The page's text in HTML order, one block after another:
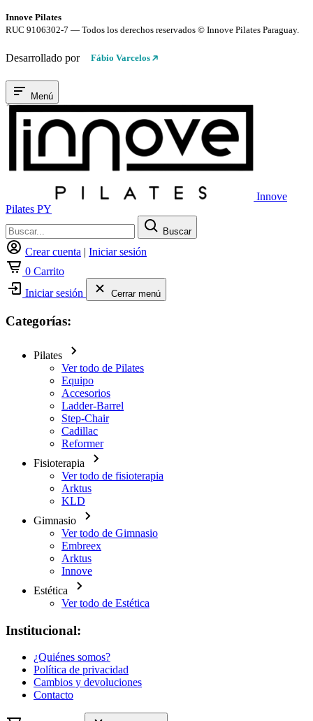
Innove Pilates
RUC 9106302-7 — Todos los derechos reservados © Innove Pilates Paraguay.
Desarrollado por Fábio Varcelos
Menú
Innove
Pilates PY
Buscar
Crear cuenta | Iniciar sesión
0 Carrito
Iniciar sesión
Cerrar menú
Categorías:
Pilates
Ver todo de Pilates
Equipo
Accesorios
Ladder-Barrel
Step-Chair
Cadillac
Reformer
Fisioterapia
Ver todo de fisioterapia
Arktus
KLD
Gimnasio
Ver todo de Gimnasio
Embreex
Arktus
Innove
Estética
Ver todo de Estética
Institucional:
¿Quiénes somos?
Política de privacidad
Cambios y devoluciones
Contacto